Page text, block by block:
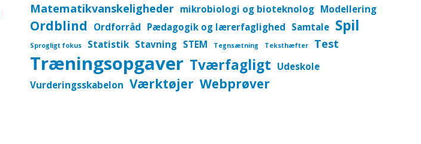
Matematikvanskeligheder mikrobiologi og bioteknolog Modellering
Ordblind Ordforråd Pædagogik og lærerfaglighed Samtale Spil
Sprogligt fokus Statistik Stavning STEM Tegnsætning Teksthæfter Test
Træningsopgaver Tværfagligt Udeskole
Vurderingsskabelon Værktøjer Webprøver